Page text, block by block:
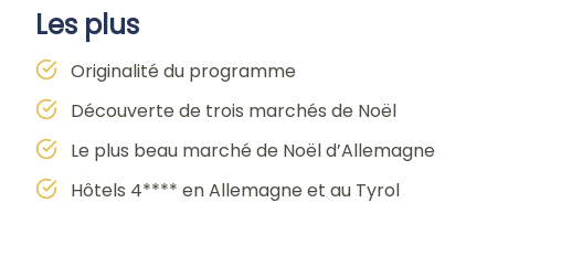
Les plus
Originalité du programme
Découverte de trois marchés de Noël
Le plus beau marché de Noël d’Allemagne
Hôtels 4**** en Allemagne et au Tyrol